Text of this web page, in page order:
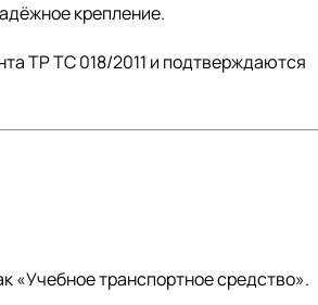
крепление.
ТР ТС 018/2011 и подтверждаются
«Учебное транспортное средство».